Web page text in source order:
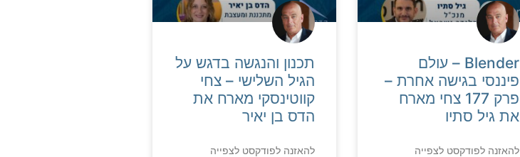
Blender – עולם
פיננסי בגישה אחרת –
פרק 177 צחי מארח
את גיל סתיו
להאזנה לפודקסט לצפייה
תכנון והנגשה בדגש על
הגיל השלישי – צחי
קווטינסקי מארח את
הדס בן יאיר
להאזנה לפודקסט לצפייה